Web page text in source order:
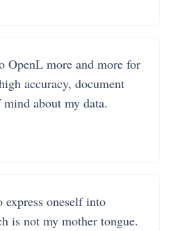
OpenL more and more for
accuracy, document
about my data.
oneself into
is not my mother tongue.